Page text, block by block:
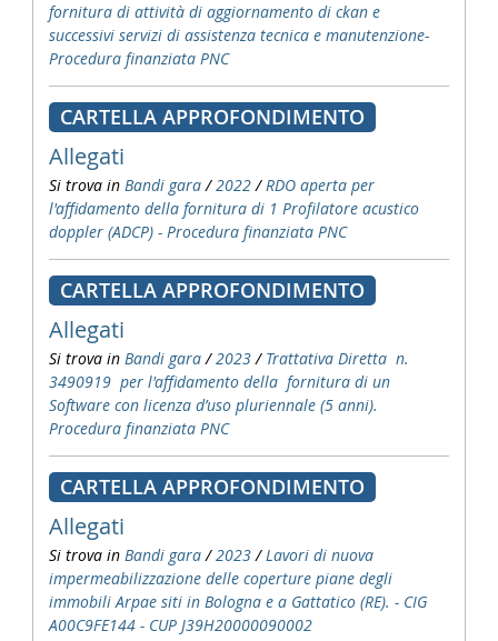
fornitura di attività di aggiornamento di ckan e
successivi servizi di assistenza tecnica e manutenzione-
Procedura finanziata PNC
CARTELLA APPROFONDIMENTO
Allegati
Si trova in Bandi gara /2022 /RDO aperta per
l'affidamento della fornitura di 1 Profilatore acustico
doppler (ADCP) - Procedura finanziata PNC
CARTELLA APPROFONDIMENTO
Allegati
Si trova in Bandi gara /2023 / Trattativa Diretta n.
3490919 per l'affidamento della fornitura di un
Software con licenza d’uso pluriennale (5 anni).
Procedura finanziata PNC
CARTELLA APPROFONDIMENTO
Allegati
Si trova in Bandi gara /2023 /Lavori di nuova
impermeabilizzazione delle coperture piane degli
immobili Arpae siti in Bologna e a Gattatico (RE). - CIG
A00C9FE144 - CUP J39H20000090002